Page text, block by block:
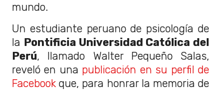
mundo.
Un estudiante peruano de psicología de
la Pontificia Universidad Católica del
Perú, llamado Walter Pequeño Salas,
reveló en una publicación en su perfil de
Facebook que, para honrar la memoria de